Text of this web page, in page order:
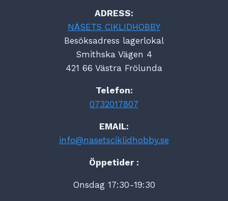
ADRESS:
NÄSETS CIKLIDHOBBY
Besöksadress lagerlokal
Smithska Vägen 4
421 66 Västra Frölunda
Telefon:
0732017807
EMAIL:
info@nasetsciklidhobby.se
Öppetider :
Onsdag 17:30-19:30